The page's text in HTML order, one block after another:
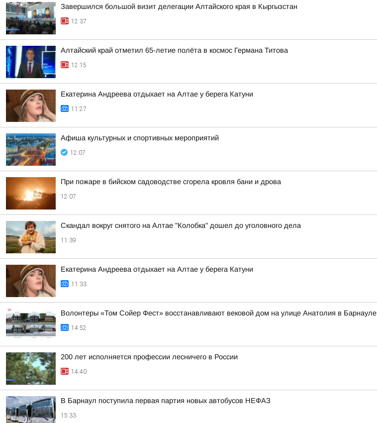
Завершился большой визит делегации Алтайского края в Кыргызстан
12:37
Алтайский край отметил 65-летие полёта в космос Германа Титова
12:15
Екатерина Андреева отдыхает на Алтае у берега Катуни
11:27
Афиша культурных и спортивных мероприятий
12:07
При пожаре в бийском садоводстве сгорела кровля бани и дрова
12:07
Скандал вокруг снятого на Алтае "Колобка" дошел до уголовного дела
11:39
Екатерина Андреева отдыхает на Алтае у берега Катуни
11:33
Волонтеры «Том Сойер Фест» восстанавливают вековой дом на улице Анатолия в Барнауле
14:52
200 лет исполняется профессии лесничего в России
14:40
В Барнаул поступила первая партия новых автобусов НЕФАЗ
15:33